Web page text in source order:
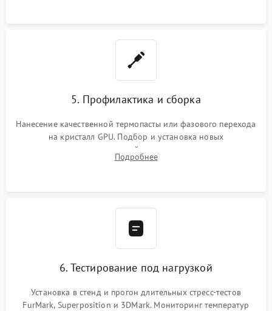
5. Профилактика и сборка
Нанесение качественной термопасты или фазового перехода
на кристалл GPU. Подбор и установка новых
термопрокладок правильной толщины на память и цепи
питания. Монтаж радиатора и бэкплейта, подключение и
Подробнее
6. Тестирование под нагрузкой
Установка в стенд и прогон длительных стресс-тестов
FurMark, Superposition и 3DMark. Мониторинг температур